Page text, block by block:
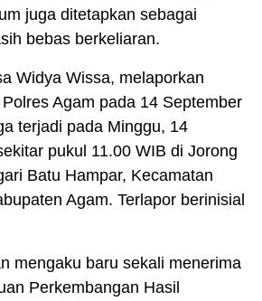
juga ditetapkan sebagai
bebas berkeliaran.
Widya Wissa, melaporkan
Agam pada 14 September
terjadi pada Minggu, 14
pukul 11.00 WIB di Jorong
Batu Hampar, Kecamatan
Agam. Terlapor berinisial
mengaku baru sekali menerima
Perkembangan Hasil